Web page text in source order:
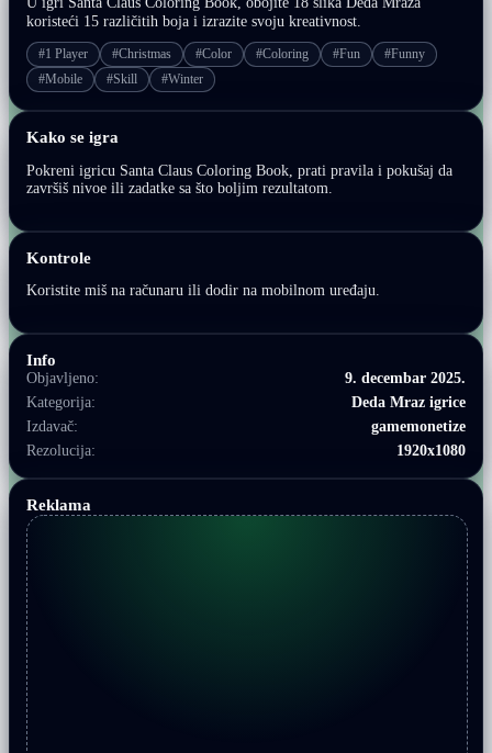
koristeći 15 različitih boja i izrazite svoju kreativnost.
#1 Player #Christmas #Color #Coloring #Fun
#Funny
#Mobile
#Skill #Winter
Kako se igra
Pokreni igricu Santa Claus Coloring Book, prati pravila i pokušaj da
završiš nivoe ili zadatke sa što boljim rezultatom.
Kontrole
Koristite miš na računaru ili dodir na mobilnom uređaju.
Info
Objavljeno:
9. decembar 2025.
Kategorija:
Deda Mraz igrice
Izdavač:
gamemonetize
Rezolucija:
1920x1080
Reklama